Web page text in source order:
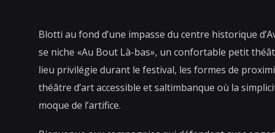
Blotti au fond d’une impasse du centre historique
se niche «Au Bout Là-bas», un confortable petit
lieu privilégie durant le festival, les formes de
théâtre d’art accessible et saltimbanque où la
moque de l’artifice.